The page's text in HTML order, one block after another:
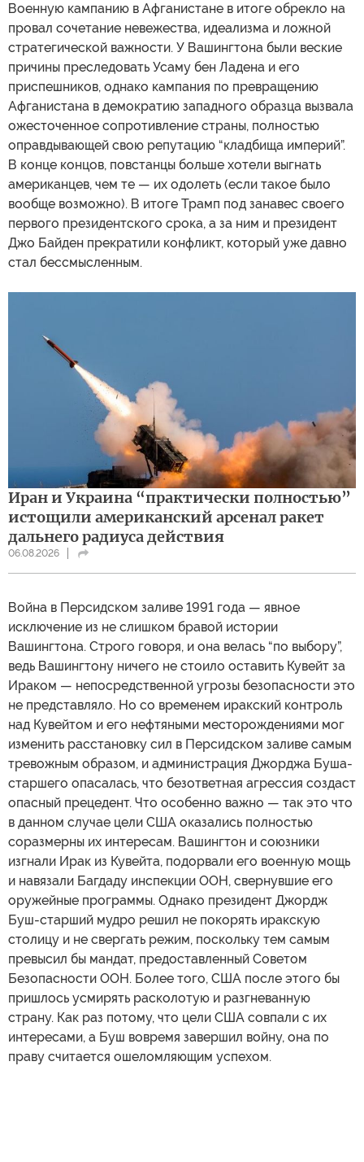
Военную кампанию в Афганистане в итоге обрекло на
провал сочетание невежества, идеализма и ложной
стратегической важности. У Вашингтона были веские
причины преследовать Усаму бен Ладена и его
приспешников, однако кампания по превращению
Афганистана в демократию западного образца вызвала
ожесточенное сопротивление страны, полностью
оправдывающей свою репутацию “кладбища империй”.
В конце концов, повстанцы больше хотели выгнать
американцев, чем те — их одолеть (если такое было
вообще возможно). В итоге Трамп под занавес своего
первого президентского срока, а за ним и президент
Джо Байден прекратили конфликт, который уже давно
стал бессмысленным.
Иран и Украина “практически полностью”
истощили американский арсенал ракет
дальнего радиуса действия
06.08.2026
Война в Персидском заливе 1991 года — явное
исключение из не слишком бравой истории
Вашингтона. Строго говоря, и она велась “по выбору”,
ведь Вашингтону ничего не стоило оставить Кувейт за
Ираком — непосредственной угрозы безопасности это
не представляло. Но со временем иракский контроль
над Кувейтом и его нефтяными месторождениями мог
изменить расстановку сил в Персидском заливе самым
тревожным образом, и администрация Джорджа Буша-
старшего опасалась, что безответная агрессия создаст
опасный прецедент. Что особенно важно — так это что
в данном случае цели США оказались полностью
соразмерны их интересам. Вашингтон и союзники
изгнали Ирак из Кувейта, подорвали его военную мощь
и навязали Багдаду инспекции ООН, свернувшие его
оружейные программы. Однако президент Джордж
Буш-старший мудро решил не покорять иракскую
столицу и не свергать режим, поскольку тем самым
превысил бы мандат, предоставленный Советом
Безопасности ООН. Более того, США после этого бы
пришлось усмирять расколотую и разгневанную
страну. Как раз потому, что цели США совпали с их
интересами, а Буш вовремя завершил войну, она по
праву считается ошеломляющим успехом.